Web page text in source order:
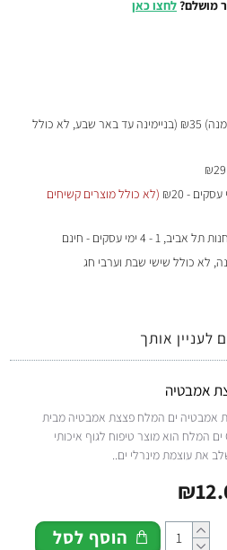
₪35 (בניימינה עד באר שבע, לא כולל
(לא כולל מוצרים קשיחים
- 4 ימי עסקים - חינם
לא כולל שישי שבת וערבי חג
לעניין אותך
אמבטיה
אמבטיה ים המלח פצצת אמבטיה מבית
C&B ים המלח הוא מוצר טיפוח לגוף איכותי
את עוצמת מינרלי ים..
הוסף לסל
מושלם?לחצו כאן